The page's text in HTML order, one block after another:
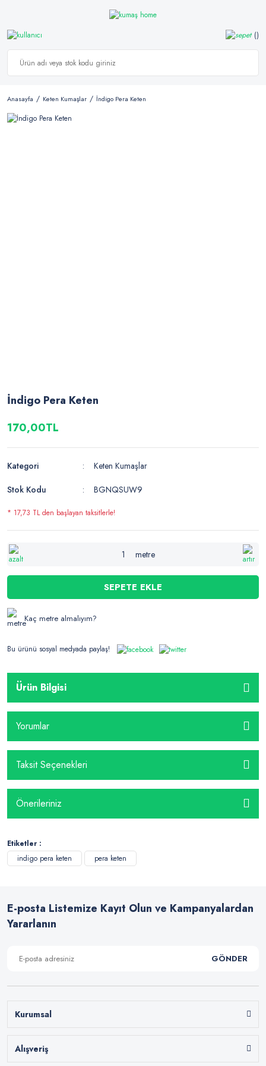
Anasayfa Keten Kumaşlar İndigo Pera Keten
İndigo Pera Keten
170,00TL
Kategori
Keten Kumaşlar
Stok Kodu
BGNQSUW9
* 17,73 TL den başlayan taksitlerle!
metre
SEPETE EKLE
Kaç metre almalıyım?
Bu ürünü sosyal medyada paylaş!
Ürün Bilgisi
Yorumlar
Taksit Seçenekleri
Önerileriniz
Etiketler :
indigo pera keten
pera keten
E-posta Listemize Kayıt Olun ve Kampanyalardan
Yararlanın
GÖNDER
Kurumsal
Alışveriş